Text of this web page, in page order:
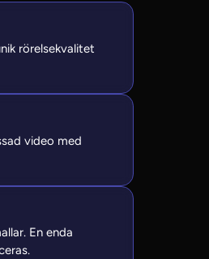
rörelsekvalitet
video med
En enda